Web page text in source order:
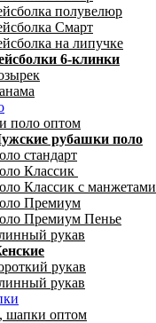
полувелюр
Смарт
на липучке
6-клинки
поло оптом
рубашки поло
стандарт
Классик
Классик с манжетами
Премиум
Премиум Пенье
рукав
рукав
рукав
оптом